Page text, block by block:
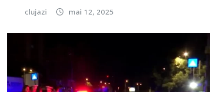
clujazi mai 12, 2025